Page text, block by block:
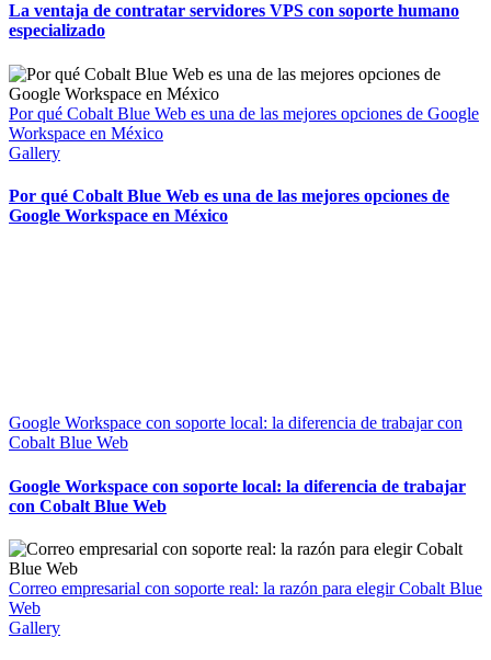
La ventaja de contratar servidores VPS con soporte humano
especializado
Por qué Cobalt Blue Web es una de las mejores opciones de Google
Workspace en México
Gallery
Por qué Cobalt Blue Web es una de las mejores opciones de
Google Workspace en México
Google Workspace con soporte local: la diferencia de trabajar con
Cobalt Blue Web
Google Workspace con soporte local: la diferencia de trabajar
con Cobalt Blue Web
Correo empresarial con soporte real: la razón para elegir Cobalt Blue
Web
Gallery